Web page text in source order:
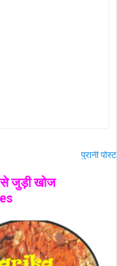
पुरानी पोस्ट
से जुड़ी खोज